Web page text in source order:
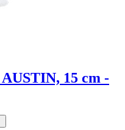
15 cm -